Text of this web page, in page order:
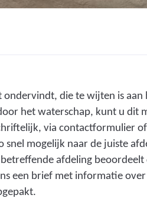
ondervindt, die te wijten is aan
het waterschap, kunt u dit
via contactformulier
mogelijk naar de juiste
afdeling beoordeelt
een brief met informatie